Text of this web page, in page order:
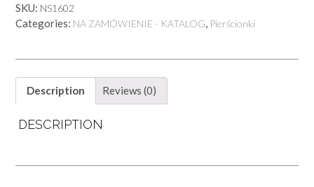
SKU: NS1602
Categories: NA ZAMÓWIENIE - KATALOG, Pierścionki
Description Reviews (0)
DESCRIPTION